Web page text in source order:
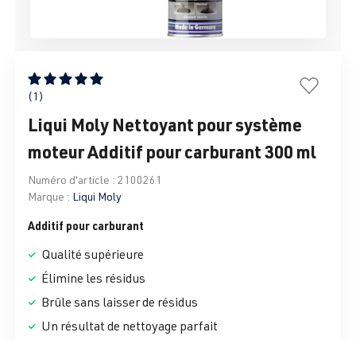
Note moyenne de 5 sur 5 étoiles
(1)
Liqui Moly Nettoyant pour système
moteur Additif pour carburant 300 ml
Numéro d'article : 2100261
Marque : Liqui Moly
Additif pour carburant
Qualité supérieure
Élimine les résidus
Brûle sans laisser de résidus
Un résultat de nettoyage parfait